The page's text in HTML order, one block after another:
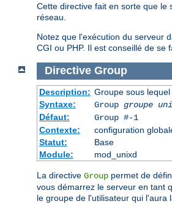
Cette directive fait en sorte que le
réseau.
Notez que l'exécution du serveur
CGI ou PHP. Il est conseillé de se
Directive Group
Description: Groupe sous
Syntaxe:
Group groupe
Défaut:
Group #-1
Contexte:
configuration
Statut:
Base
Module:
mod_unixd
La directive Group permet de
vous démarrez le serveur en tant
le groupe de l'utilisateur qui l'aura